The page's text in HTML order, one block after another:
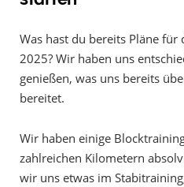
Was hast du bereits Pläne für
2025? Wir haben uns
genießen, was uns bereits
bereitet.
Wir haben einige
zahlreichen Kilometern
wir uns etwas im